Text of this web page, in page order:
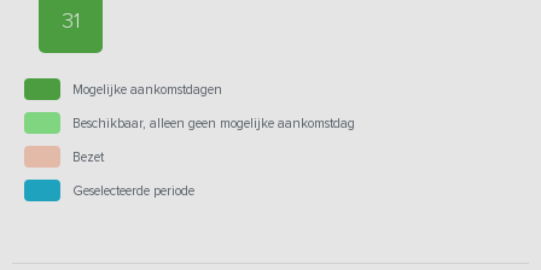
31
Mogelijke aankomstdagen
Beschikbaar, alleen geen mogelijke aankomstdag
Bezet
Geselecteerde periode